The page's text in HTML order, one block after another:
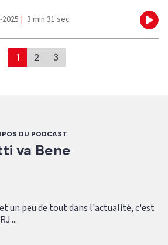
| 3 min 31 sec
1 2 3
DU PODCAST
va Bene
un peu de tout dans l'actualité, c'est
...